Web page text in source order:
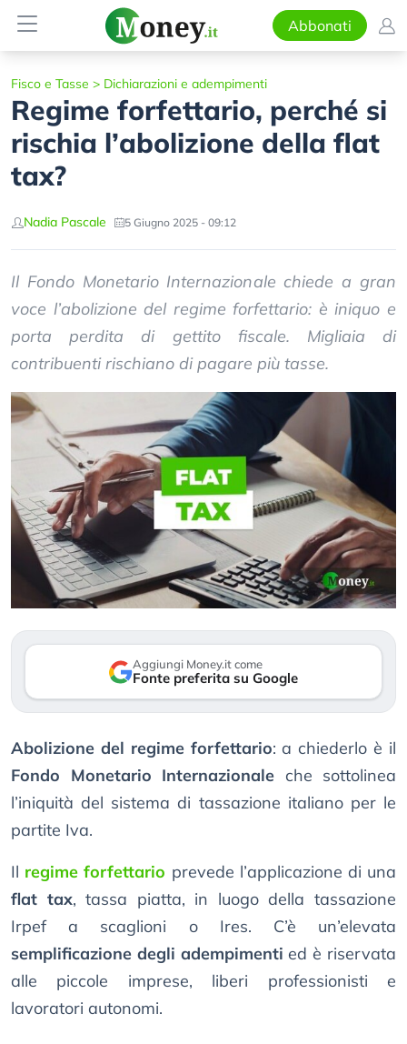
Abbonati
Fisco e Tasse > Dichiarazioni e adempimenti
Regime forfettario, perché si
rischia l’abolizione della flat
tax?
Nadia Pascale 5 Giugno 2025 - 09:12
Il Fondo Monetario Internazionale chiede a gran
voce l’abolizione del regime forfettario: è iniquo e
porta perdita di gettito fiscale. Migliaia di
contribuenti rischiano di pagare più tasse.
Aggiungi Money.it come
Fonte preferita su Google
Abolizione del regime forfettario: a chiederlo è il
Fondo Monetario Internazionale che sottolinea
l’iniquità del sistema di tassazione italiano per le
partite Iva.
Il regime forfettario prevede l’applicazione di una
flat tax, tassa piatta, in luogo della tassazione
Irpef a scaglioni o Ires. C’è un’elevata
semplificazione degli adempimenti ed è riservata
alle piccole imprese, liberi professionisti e
lavoratori autonomi.